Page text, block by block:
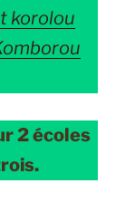
korolou
2 écoles